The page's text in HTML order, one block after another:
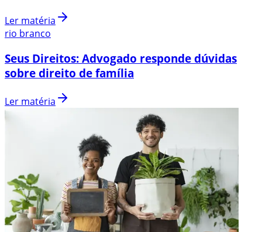
Ler matéria
rio branco
Seus Direitos: Advogado responde dúvidas
sobre direito de família
Ler matéria